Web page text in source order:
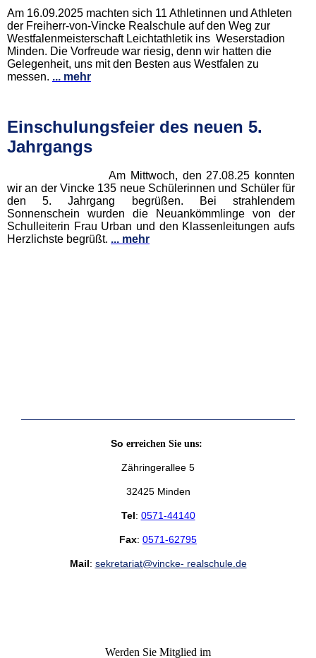
Am 16.09.2025 machten sich 11 Athletinnen und Athleten
der Freiherr-von-Vincke Realschule auf den Weg zur
Westfalenmeisterschaft Leichtathletik ins Weserstadion
Minden. Die Vorfreude war riesig, denn wir hatten die
Gelegenheit, uns mit den Besten aus Westfalen zu
messen. ... mehr
Einschulungsfeier des neuen 5.
Jahrgangs
Am Mittwoch, den 27.08.25 konnten
wir an der Vincke 135 neue Schülerinnen und Schüler für
den 5. Jahrgang begrüßen. Bei strahlendem
Sonnenschein wurden die Neuankömmlinge von der
Schulleiterin Frau Urban und den Klassenleitungen aufs
Herzlichste begrüßt. ... mehr
So erreichen Sie uns:
Zähringerallee 5
32425 Minden
Tel: 0571-44140
Fax: 0571-62795
Mail: sekretariat@vincke- realschule.de
Werden Sie Mitglied im